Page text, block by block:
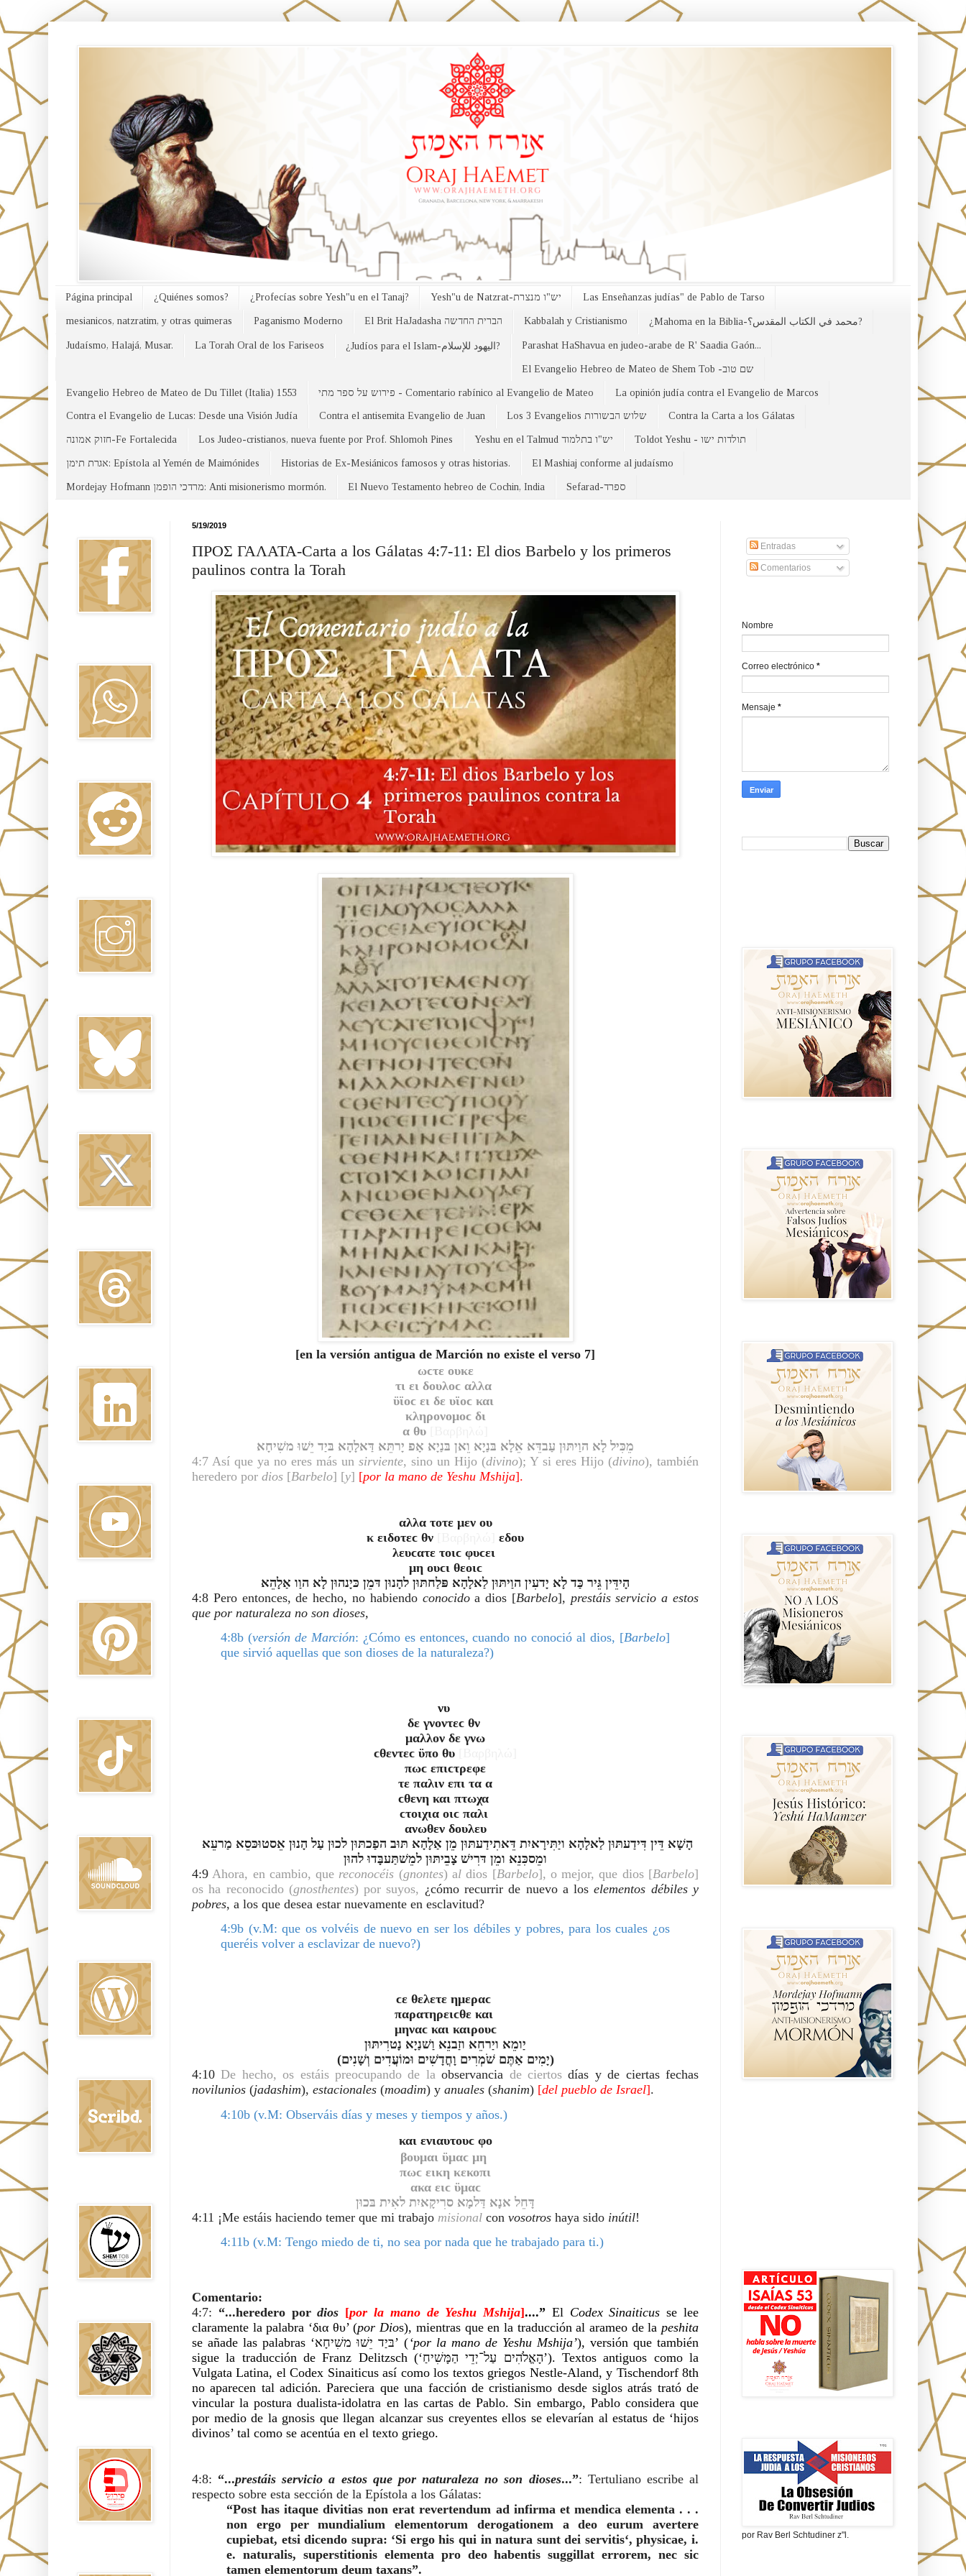
Página principal ¿Quiénes somos? ¿Profecías sobre Yesh"u en el Tanaj? Yesh"u de Natzrat-יש"ו מנצרת Las Enseñanzas judías" de Pablo de Tarso
mesianicos, natzratim, y otras quimeras Paganismo Moderno El Brit HaJadasha הברית החדשה Kabbalah y Cristianismo ¿Mahoma en la Biblia-محمد في الكتاب المقدس؟?
Judaísmo, Halajá, Musar. La Torah Oral de los Fariseos ¿Judíos para el Islam-اليهود للإسلام? Parashat HaShavua en judeo-arabe de R' Saadia Gaón...
El Evangelio Hebreo de Mateo de Shem Tob -שם טוב
Evangelio Hebreo de Mateo de Du Tillet (Italia) 1553 פירוש על ספר מתי - Comentario rabínico al Evangelio de Mateo La opinión judía contra el Evangelio de Marcos
Contra el Evangelio de Lucas: Desde una Visión Judía Contra el antisemita Evangelio de Juan Los 3 Evangelios שלוש הבשורות Contra la Carta a los Gálatas
חזוק אמונה-Fe Fortalecida Los Judeo-cristianos, nueva fuente por Prof. Shlomoh Pines Yeshu en el Talmud יש"ו בתלמוד Toldot Yeshu - תולדות ישו
אגרת תימן: Epístola al Yemén de Maimónides Historias de Ex-Mesiánicos famosos y otras historias. El Mashiaj conforme al judaísmo
Mordejay Hofmann מרדכי הופמן: Anti misionerismo mormón. El Nuevo Testamento hebreo de Cochin, India Sefarad-ספרד
5/19/2019
ΠΡΟΣ ΓΑΛΑΤΑ-Carta a los Gálatas 4:7-11: El dios Barbelo y los primeros
paulinos contra la Torah
[en la versión antigua de Marción no existe el verso 7]
ωϲτε ουκε
τι ει δουλοϲ αλλα
ϋϊοϲ ει δε υϊοϲ και
κληρονομοϲ δι
α θυ
מֵכִּיל לָא הוַיתּוּן עַבדֵּא אֵלָא בּנַיָא וֵאן בּנַיָא אָפ יָרתֵּא דַּאלָהָא בּיַד יֵשׁוּ משִׁיחָא
4:7 Así que ya no eres más un sirviente, sino un Hijo (divino); Y si eres Hijo (divino), también
heredero por dios [Barbelo] [y] [por la mano de Yeshu Mshija].
αλλα τοτε μεν ου
κ ειδοτεϲ θν
εδου
λευϲατε τοιϲ φυϲει
μη ουϲι θεοιϲ
הָידֵּין גֵּיר כַּד לָא יָדעִין הוַיתּוּן לַאלָהָא פּלַחתּוּן להָנוּן דּמֵן כּיָנהוּן לָא הוַו אַלָהֵא
4:8 Pero entonces, de hecho, no habiendo conocido a dios [Barbelo], prestáis servicio a estos
que por naturaleza no son dioses,
4:8b (versión de Marción: ¿Cómo es entonces, cuando no conoció al dios, [Barbelo]
que sirvió aquellas que son dioses de la naturaleza?)
νυ
δε γνοντεϲ θν
μαλλον δε γνω
ϲθεντεϲ ϋπο θυ
πωϲ επιϲτρεφε
τε παλιν επι τα α
ϲθενη και πτωχα
ϲτοιχια οιϲ παλι
ανωθεν δουλευ
ומֵסכִּנֵא ומֵן דּרִישׁ צָבֵיתּוּן למֵשׁתַּעבָּדוּ להוּן
4:9 Ahora, en cambio, que reconocéis (gnontes) al dios [Barbelo], o mejor, que dios [Barbelo]
os ha reconocido (gnosthentes) por suyos, ¿cómo recurrir de nuevo a los elementos débiles y
pobres, a los que desea estar nuevamente en esclavitud?
4:9b (v.M: que os volvéis de nuevo en ser los débiles y pobres, para los cuales ¿os
queréis volver a esclavizar de nuevo?)
ϲε θελετε ημεραϲ
παρατηρειϲθε και
μηναϲ και καιρουϲ
יַומֵא ויַרחֵא וזַבנֵא וַשׁנַיָא נָטרִיתּוּן
(יָמִים אַתֶּם שֹׁמְרִים וָחֳדָשִׁים וּמוֹעֲדִים וְשָׁנִים)
4:10 De hecho, os estáis preocupando de la observancia de ciertos
novilunios (jadashim), estacionales (moadim) y anuales (shanim) [del pueblo de Israel].
4:10b (v.M: Observáis días y meses y tiempos y años.)
και ενιαυτουϲ φο
βουμαι ϋμαϲ μη
πωϲ εικη κεκοπι
ακα ειϲ ϋμαϲ
דָּחֵל אנָא דַּלמָא סרִיקָאיִת לאִית בּכוּן
4:11 ¡Me estáis haciendo temer que mi trabajo misional con vosotros haya sido inútil!
4:11b (v.M: Tengo miedo de ti, no sea por nada que he trabajado para ti.)
Comentario:
4:7: “...heredero por dios [por la mano de Yeshu Mshija]....” El Codex Sinaiticus se lee
claramente la palabra ‘δια θυ’ (por Dios), mientras que en la traducción al arameo de la
se añade las palabras ‘בּיַד יֵשׁוּ משִׁיחָא’ (‘por la mano de Yeshu Mshija’), versión que también
sigue la traducción de Franz Delitzsch (‘הָאֱלֹהִים עַל־יְדֵי הַמָּשִׁיחַ’). Textos antiguos como la
Vulgata Latina, el Codex Sinaiticus así como los textos griegos Nestle-Aland, y Tischendorf 8th
no aparecen tal adición. Pareciera que una facción de cristianismo desde siglos atrás trató de
vincular la postura dualista-idolatra en las cartas de Pablo. Sin embargo, Pablo considera que
por medio de la gnosis que llegan alcanzar sus creyentes ellos se elevarían al estatus de ‘hijos
divinos’ tal como se acentúa en el texto griego.
4:8: “...prestáis servicio a estos que por naturaleza no son dioses...”: Tertuliano escribe al
respecto sobre esta sección de la Epístola a los Gálatas:
“Post has itaque divitias non erat revertendum ad infirma et mendica elementa . . .
non ergo per mundialium elementorum derogationem a deo eurum avertere
cupiebat, etsi dicendo supra: ‘Si ergo his qui in natura sunt dei servitis‘, physicae, i.
e. naturalis, superstitionis elementa pro deo habentis suggillat errorem, nec sic
tamen elementorum deum taxans”.
Entradas
Comentarios
Nombre
Correo electrónico *
Mensaje *
por Rav Berl Schtudiner z"l.